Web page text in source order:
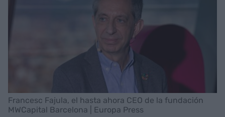
Francesc Fajula, el hasta ahora CEO de la fundación
MWCapital Barcelona | Europa Press